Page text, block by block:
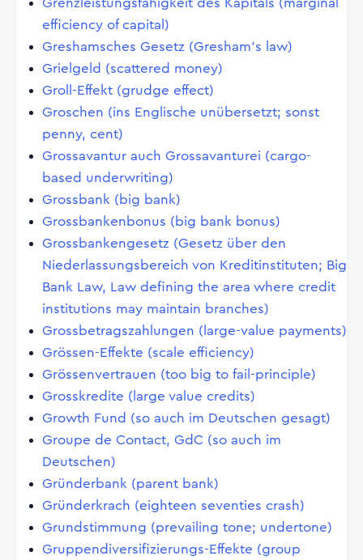
Grenzleistungsfähigkeit des Kapitals (marginal
efficiency of capital)
Greshamsches Gesetz (Gresham's law)
Grielgeld (scattered money)
Groll-Effekt (grudge effect)
Groschen (ins Englische unübersetzt; sonst
penny, cent)
Grossavantur auch Grossavanturei (cargo-
based underwriting)
Grossbank (big bank)
Grossbankenbonus (big bank bonus)
Grossbankengesetz (Gesetz über den
Niederlassungsbereich von Kreditinstituten; Big
Bank Law, Law defining the area where credit
institutions may maintain branches)
Grossbetragszahlungen (large-value payments)
Grössen-Effekte (scale efficiency)
Grössenvertrauen (too big to fail-principle)
Grosskredite (large value credits)
Growth Fund (so auch im Deutschen gesagt)
Groupe de Contact, GdC (so auch im
Deutschen)
Gründerbank (parent bank)
Gründerkrach (eighteen seventies crash)
Grundstimmung (prevailing tone; undertone)
Gruppendiversifizierungs-Effekte (group